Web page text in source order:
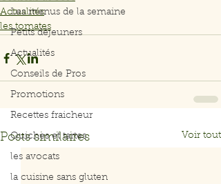
Les menus de la semaine
Petits déjeuners
Actualités
Conseils de Pros
Promotions
Recettes fraicheur
Quiches et tartes
les avocats
la cuisine sans gluten
Actualités
les tomates
Posts similaires Voir tout